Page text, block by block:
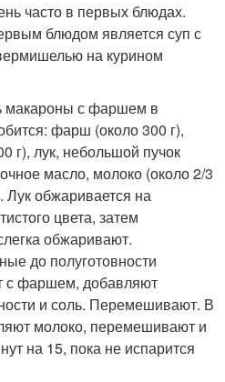
часто в первых блюдах.
блюдом является суп с
на курином
макароны с фаршем в
фарш (около 300 г),
г), лук, небольшой пучок
масло, молоко (около 2/3
Лук обжаривается на
цвета, затем
обжаривают.
до полуготовности
с фаршем, добавляют
и соль. Перемешивают. В
молоко, перемешивают и
на 15, пока не испарится